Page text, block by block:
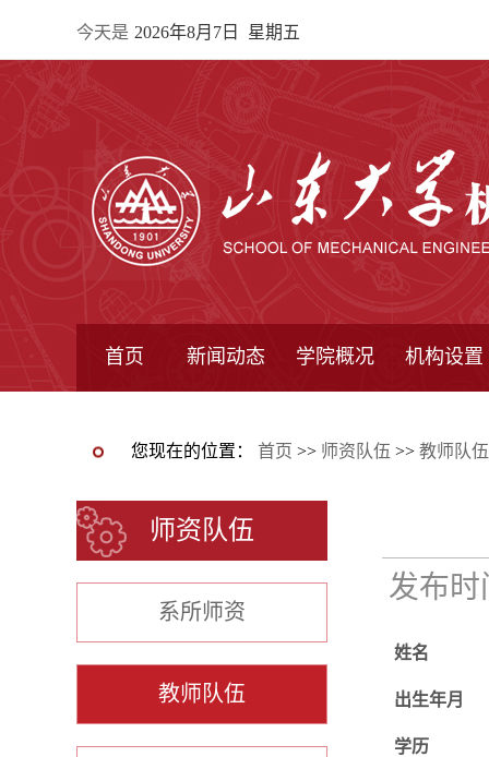
今天是 2026年8月7日 星期五
首页 新闻动态 学院概况 机构设置
您现在的位置： 首页 >> 师资队伍 >> 教师队伍
师资队伍
系所师资
教师队伍
发布
姓名
出生年月
学历